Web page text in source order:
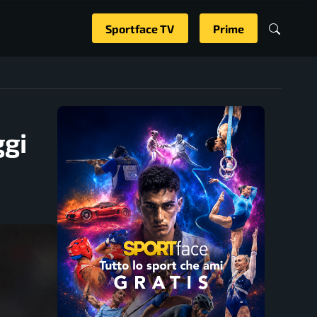
Sportface TV Prime